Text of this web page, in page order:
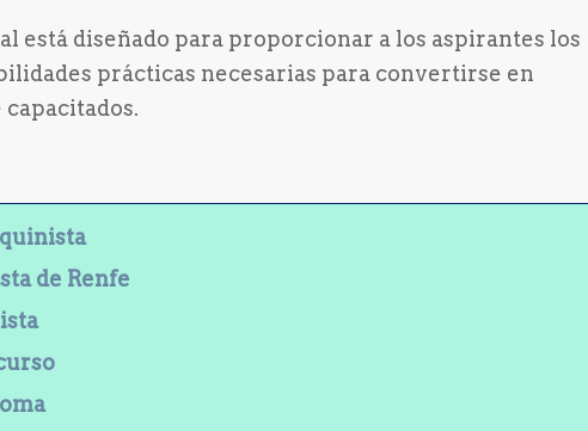
está diseñado para proporcionar a los aspirantes los
prácticas necesarias para convertirse en
de Renfe